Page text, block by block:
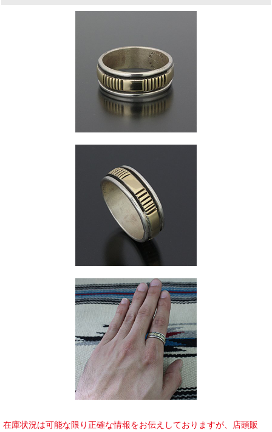
在庫状況は可能な限り正確な情報をお伝えしておりますが、店頭販